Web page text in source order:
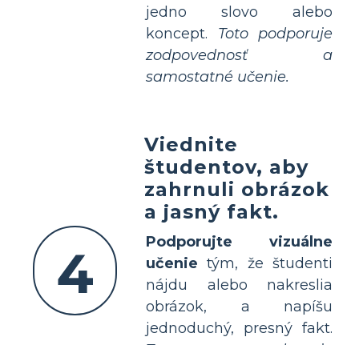
jedno slovo alebo
koncept. Toto podporuje
zodpovednosť a
samostatné učenie.
4
Viednite
študentov, aby
zahrnuli obrázok
a jasný fakt.
Podporujte vizuálne
učenie tým, že študenti
nájdu alebo nakreslia
obrázok, a napíšu
jednoduchý, presný fakt.